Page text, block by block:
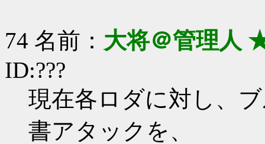
74 名前： 大将＠管理人
ID:???
現在各ロダに対し、
書アタックを、